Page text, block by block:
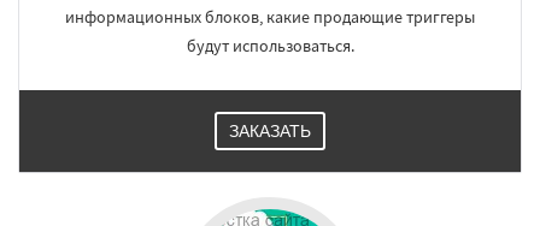
информационных блоков, какие продающие триггеры
будут использоваться.
ЗАКАЗАТЬ